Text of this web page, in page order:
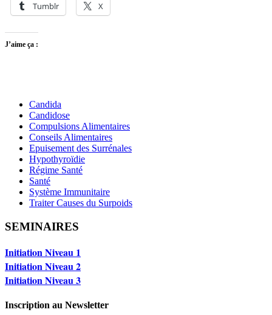
Tumblr X
J’aime ça :
Candida
Candidose
Compulsions Alimentaires
Conseils Alimentaires
Epuisement des Surrénales
Hypothyroïdie
Régime Santé
Santé
Système Immunitaire
Traiter Causes du Surpoids
SEMINAIRES
Initiation Niveau 1
Initiation Niveau 2
Initiation Niveau 3
Inscription au Newsletter